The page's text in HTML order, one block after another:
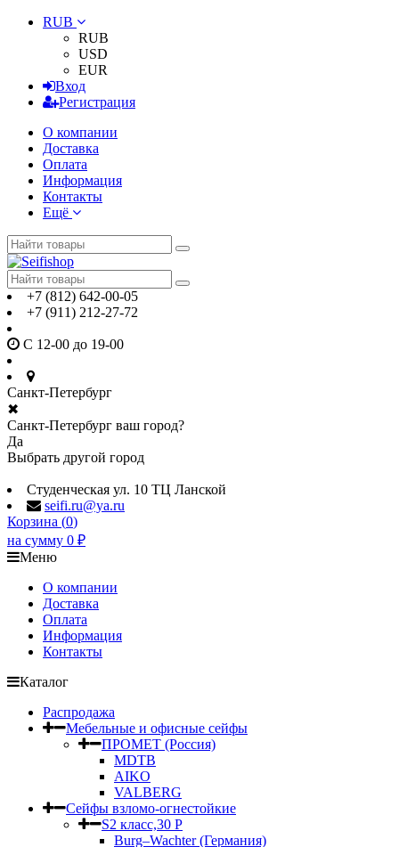
RUB
RUB
USD
EUR
Вход
Регистрация
О компании
Доставка
Оплата
Информация
Контакты
Ещё
+7 (812) 642-00-05
+7 (911) 212-27-72
С 12-00 до 19-00
Санкт-Петербург
✖
Санкт-Петербург ваш город?
Да
Выбрать другой город
Студенческая ул. 10 ТЦ Ланской
seifi.ru@ya.ru
Корзина (0)
на сумму 0 ₽
Меню
О компании
Доставка
Оплата
Информация
Контакты
Каталог
Распродажа
Мебельные и офисные сейфы
ПРОМЕТ (Россия)
MDTB
AIKO
VALBERG
Сейфы взломо-огнестойкие
S2 класс,30 Р
Burg–Wachter (Германия)